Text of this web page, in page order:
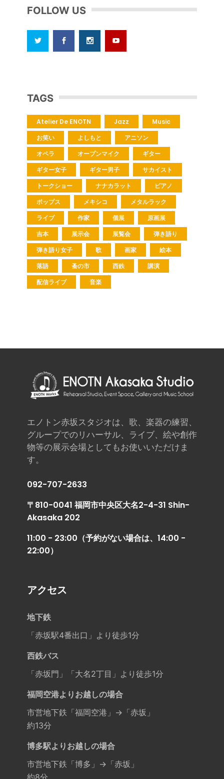
FOLLOW US
TAGS
Atelier De ENOTN Jazz
Music
お笑い
よしもと
アニソン
オペラ
オープンマイク
ギター
ギター女子
ギター男子
サカイスト
トークショー
ナナカラット
ピアノ
ポップス
メキシコ
メタルラック
ライブ
作家 個展
原画展
吉本
展示会 展覧会
弾き語り
弾き語り女子
歌 画家
絵本
落語
蚤の市 西鉄
講演
配信ライブ
音楽
エノトン赤坂スタジオは、歌、楽器の練習、
グループでのリハーサル、ライブ、絵や創作
物等の展示会場としてもお使いいただけま
す。
092-707-2633
〒810-0041 福岡市中央区大名2-4-31 Shin-
Akasaka 202
11:00 - 23:00（予約がない場合は、14:00 -
22:00）
アクセス
地下鉄
「赤坂駅4番出口」より徒歩1分
西鉄バス
「赤坂門」「大名2丁目」より徒歩1分
福岡空港よりお越しの場合
市営地下鉄「福岡空港」→「赤坂」
約13分
博多駅よりお越しの場合
市営地下鉄「博多」→「赤坂」
約8分